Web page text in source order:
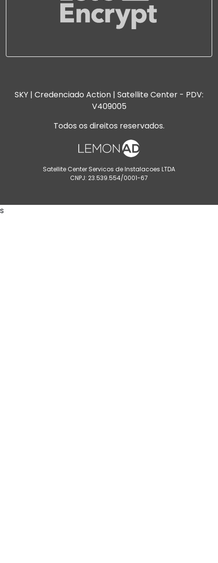
SKY | Credenciado Action | Satellite Center - PDV:
V409005
Todos os direitos reservados.
Satellite Center Servicos de Instalacoes LTDA
CNPJ: 23.539.554/0001-67
s